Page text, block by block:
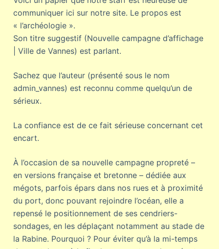
communiquer ici sur notre site. Le propos est
« l’archéologie ».
Son titre suggestif (Nouvelle campagne d’affichage
| Ville de Vannes) est parlant.
Sachez que l’auteur (présenté sous le nom
admin_vannes) est reconnu comme quelqu’un de
sérieux.
La confiance est de ce fait sérieuse concernant cet
encart.
À l’occasion de sa nouvelle campagne propreté –
en versions française et bretonne – dédiée aux
mégots, parfois épars dans nos rues et à proximité
du port, donc pouvant rejoindre l’océan, elle a
repensé le positionnement de ses cendriers-
sondages, en les déplaçant notamment au stade de
la Rabine. Pourquoi ? Pour éviter qu’à la mi-temps